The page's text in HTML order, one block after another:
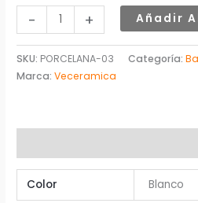
- + Añadir
SKU: PORCELANA-03 Categoría:
Marca:Veceramica
Color Blanco